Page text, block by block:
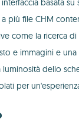
basata
più file CHM
come la ricerca
e immagini e
luminosità dello
per